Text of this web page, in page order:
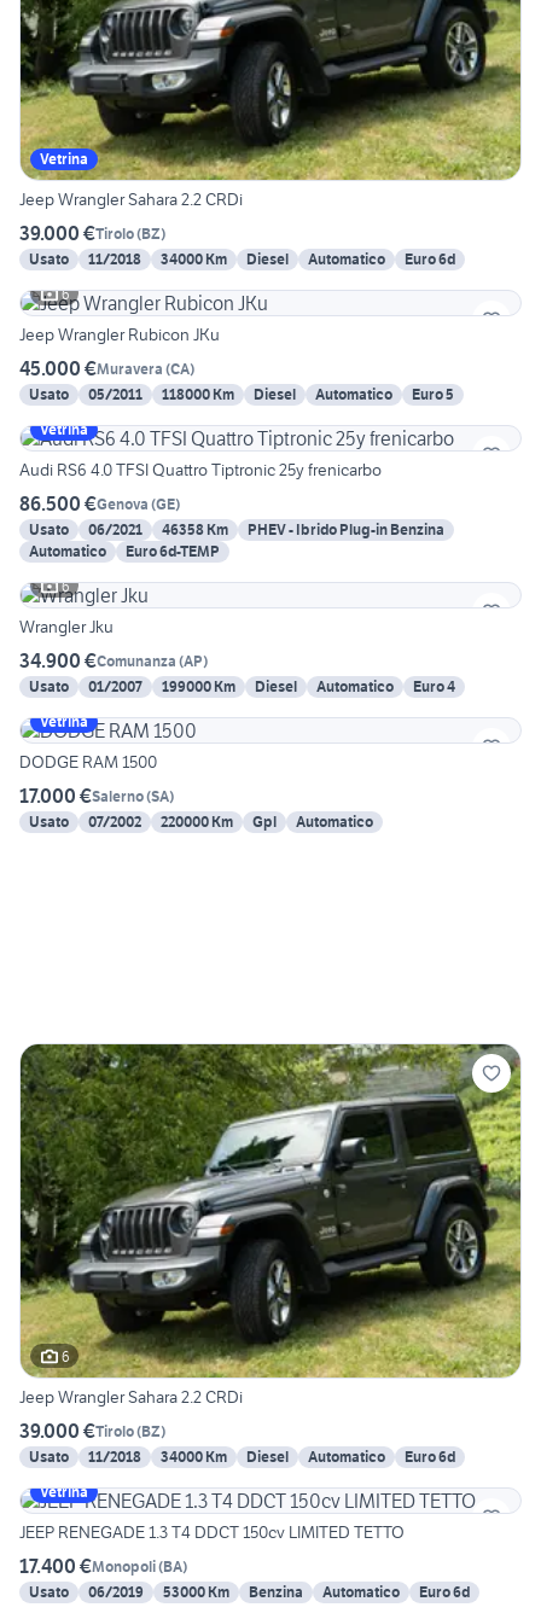
Vetrina
Jeep Wrangler Sahara 2.2 CRDi
39.000 €Tirolo(BZ)
Usato
11/2018 34000 Km Diesel Automatico
Euro 6d
6
Jeep Wrangler Rubicon JKu
45.000 €Muravera (CA)
Usato
05/2011 118000 Km Diesel Automatico
Euro 5
Vetrina
Audi RS6 4.0 TFSI Quattro Tiptronic 25y frenicarbo
86.500 €Genova (GE)
Usato
06/2021 46358 Km
PHEV - Ibrido Plug-in Benzina
Automatico
Euro 6d-TEMP
6
Wrangler Jku
34.900 €Comunanza (AP)
Usato
01/2007 199000 Km Diesel Automatico
Euro 4
Vetrina
DODGE RAM 1500
17.000 €Salerno(SA)
Usato
07/2002 220000 Km Gpl Automatico
6
Jeep Wrangler Sahara 2.2 CRDi
39.000 €Tirolo(BZ)
Usato
11/2018 34000 Km Diesel Automatico
Euro 6d
Vetrina
JEEP RENEGADE 1.3 T4 DDCT 150cv LIMITED TETTO
17.400 €Monopoli(BA)
Usato
06/2019 53000 Km Benzina Automatico
Euro 6d